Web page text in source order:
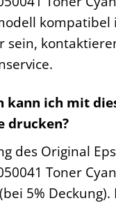
kompatibel
sein,
kann ich mit
drucken?
des Original
Toner
5% Deckung).